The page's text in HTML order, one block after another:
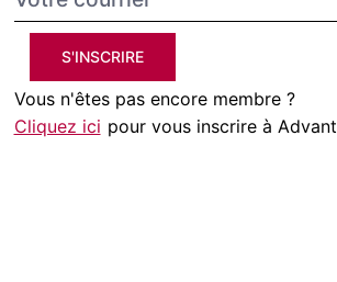
S'INSCRIRE
Vous n'êtes pas encore membre ?
Cliquez ici pour vous inscrire à